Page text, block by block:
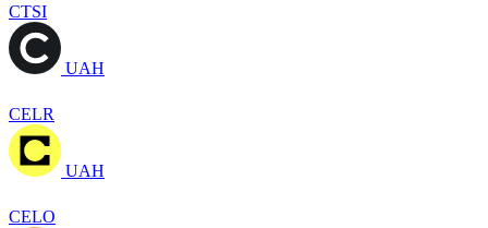
CTSI
UAH
CELR
UAH
CELO